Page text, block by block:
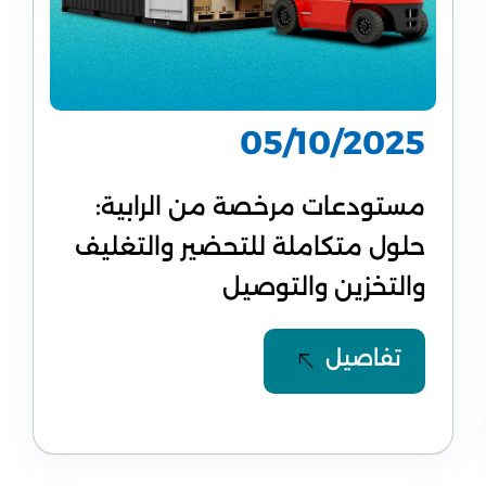
05/10/2025
مستودعات مرخصة من الرابية:
حلول متكاملة للتحضير والتغليف
والتخزين والتوصيل
تفاصيل